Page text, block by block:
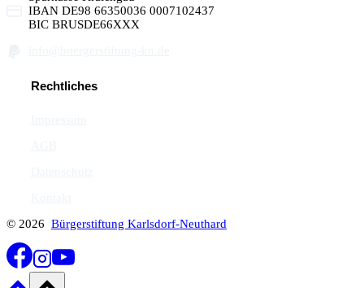
IBAN DE98 66350036 0007102437
BIC BRUSDE66XXX
Rechtliches
© 2026 Bürgerstiftung Karlsdorf-Neuthard